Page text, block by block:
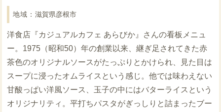
滋賀県彦根市
洋食店『カジュアルカフェ あらびか』さんの看板メニュ
ー。1975（昭和50）年の創業以来、継ぎ足されてきた赤
茶色のオリジナルソースがたっぷりとかけられ、見た目は
スープに浸ったオムライスという感じ。他では味わえない
甘酸っぱい洋風ソース、玉子の中にはバターライスという
オリジナリティ。平打ちパスタがぎっしりと詰まったブー